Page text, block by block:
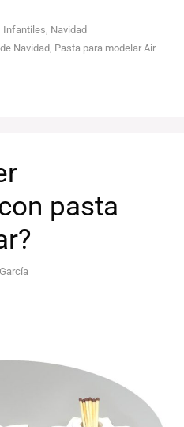
Infantiles, Navidad
Navidad, Pasta para modelar Air
pasta